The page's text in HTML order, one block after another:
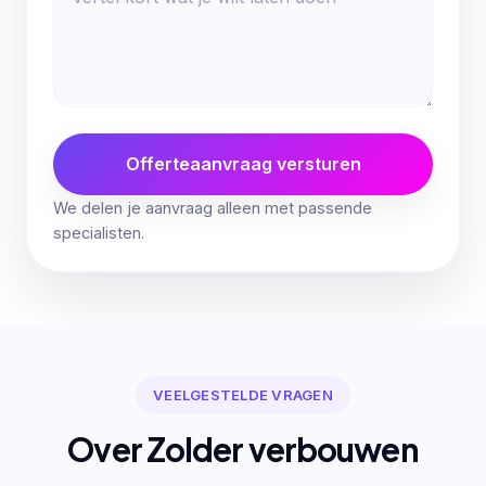
Offerteaanvraag versturen
We delen je aanvraag alleen met passende
specialisten.
VEELGESTELDE VRAGEN
Over Zolder verbouwen